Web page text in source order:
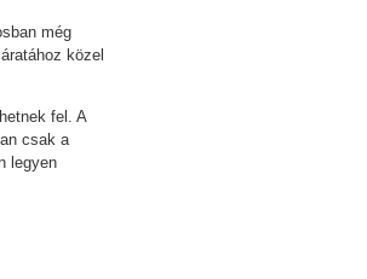
még
közel
fel. A
csak a
legyen